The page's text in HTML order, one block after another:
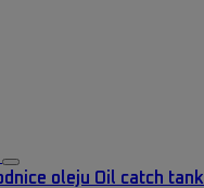
oleju Oil catch tank